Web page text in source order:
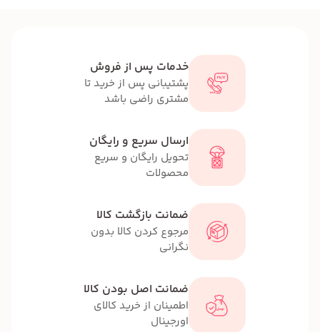
خدمات پس از فروش
پشتیبانی پس از خرید تا
مشتری راضی باشد
ارسال سریع و رایگان
تحویل رایگان و سریع
محصولات
ضمانت بازگشت کالا
مرجوع کردن کالا بدون
نگرانی
ضمانت اصل بودن کالا
اطمینان از خرید کالای
اورجینال